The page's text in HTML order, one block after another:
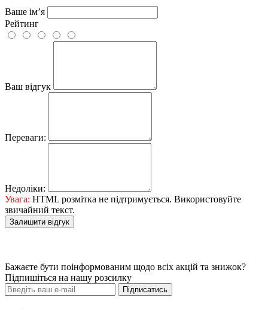
Ваше ім’я
Рейтинг
Ваш відгук
Переваги:
Недоліки:
Увага: HTML розмітка не підтримується. Використовуйте
звичайний текст.
Залишити відгук
Бажаєте бути поінформованим щодо всіх акцій та знижок?
Підпишіться на нашу розсилку
Підписатись